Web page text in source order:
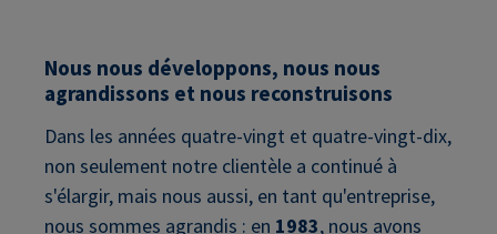
Nous nous développons, nous nous
agrandissons et nous reconstruisons
Dans les années quatre-vingt et quatre-vingt-dix,
non seulement notre clientèle a continué à
s'élargir, mais nous aussi, en tant qu'entreprise,
nous sommes agrandis : en 1983, nous avons